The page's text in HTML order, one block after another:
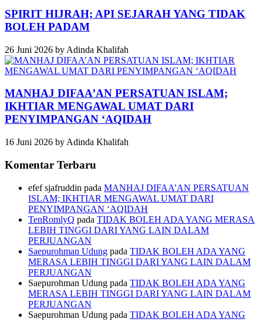
SPIRIT HIJRAH; API SEJARAH YANG TIDAK
BOLEH PADAM
26 Juni 2026 by Adinda Khalifah
MANHAJ DIFAA’AN PERSATUAN ISLAM;
IKHTIAR MENGAWAL UMAT DARI
PENYIMPANGAN ‘AQIDAH
16 Juni 2026 by Adinda Khalifah
Komentar Terbaru
efef sjafruddin pada MANHAJ DIFAA’AN PERSATUAN
ISLAM; IKHTIAR MENGAWAL UMAT DARI
PENYIMPANGAN ‘AQIDAH
TenRomlyQ pada TIDAK BOLEH ADA YANG MERASA
LEBIH TINGGI DARI YANG LAIN DALAM
PERJUANGAN
Saepurohman Udung pada TIDAK BOLEH ADA YANG
MERASA LEBIH TINGGI DARI YANG LAIN DALAM
PERJUANGAN
Saepurohman Udung pada TIDAK BOLEH ADA YANG
MERASA LEBIH TINGGI DARI YANG LAIN DALAM
PERJUANGAN
Saepurohman Udung pada TIDAK BOLEH ADA YANG